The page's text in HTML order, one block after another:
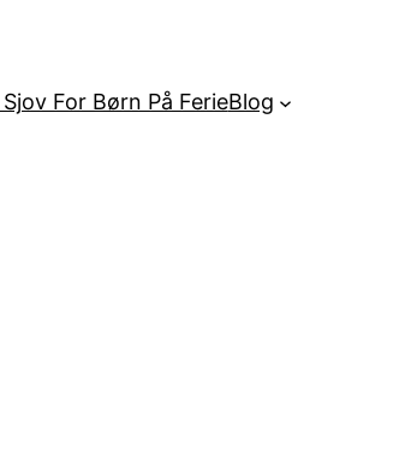
For Børn På FerieBlog